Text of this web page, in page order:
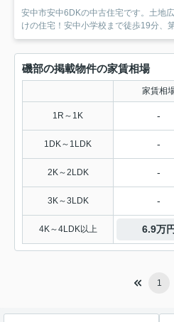
安中市安中6DKの中古住宅です。土地
けの住宅！安中小学校まで徒歩19分、
磯部の掲載物件の家賃相場
家賃相
1R～1K -
1DK～1LDK -
2K～2LDK -
3K～3LDK -
4K～4LDK以上 6.9万円
1